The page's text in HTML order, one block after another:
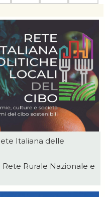
Italiana delle
Rurale Nazionale e